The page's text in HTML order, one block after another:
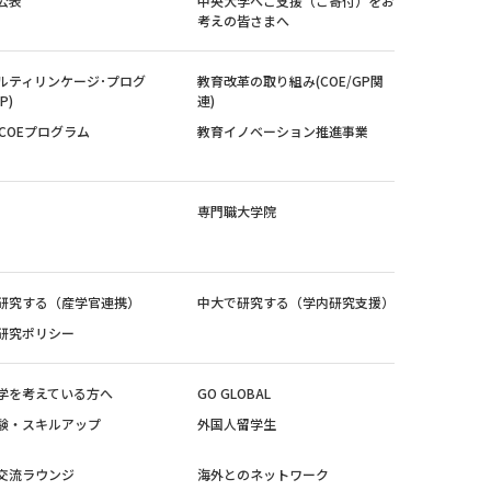
考えの皆さまへ
ティリンケージ･プログ
教育改革の取り組み(COE/GP関
連)
プログラム
教育イノベーション推進事業
専門職大学院
究する（産学官連携）
中大で研究する（学内研究支援）
究ポリシー
を考えている方へ
GO GLOBAL
・スキルアップ
外国人留学生
流ラウンジ 海外とのネットワーク